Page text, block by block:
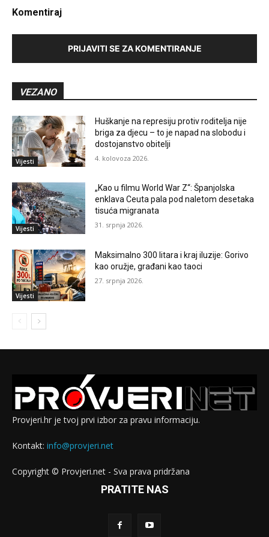
Komentiraj
PRIJAVITI SE ZA KOMENTIRANJE
VEZANO
Vijesti
Huškanje na represiju protiv roditelja nije
briga za djecu – to je napad na slobodu i
dostojanstvo obitelji
4. kolovoza 2026.
Vijesti
„Kao u filmu World War Z“: Španjolska
enklava Ceuta pala pod naletom desetaka
tisuća migranata
31. srpnja 2026.
Vijesti
Maksimalno 300 litara i kraj iluzije: Gorivo
kao oružje, građani kao taoci
27. srpnja 2026.
Provjeri.hr je tvoj prvi izbor za pravu informaciju.
Kontakt: info@provjeri.net
Copyright © Provjeri.net - Sva prava pridržana
PRATITE NAS